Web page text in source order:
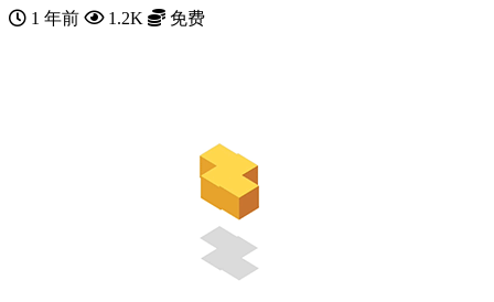
1 年前 1.2K 免费